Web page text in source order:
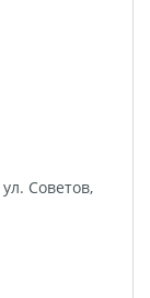
ул. Советов,